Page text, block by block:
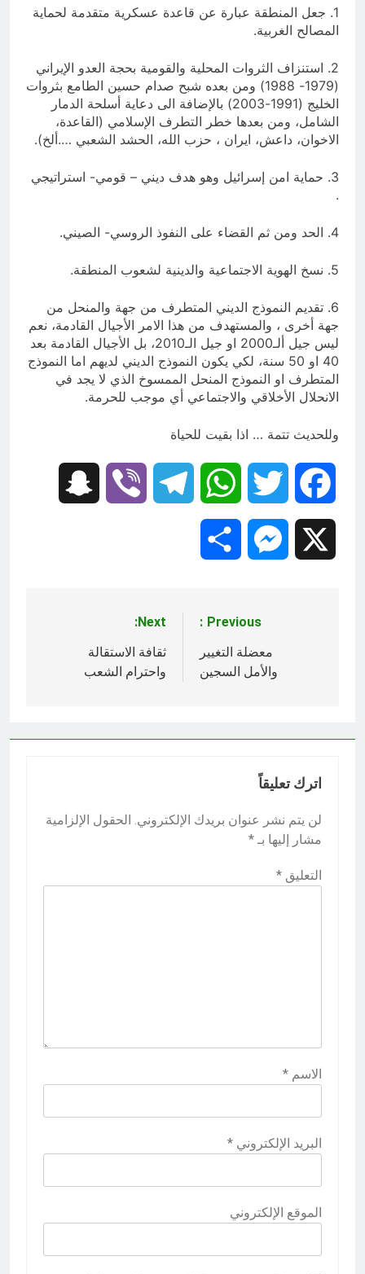
1. جعل المنطقة عبارة عن قاعدة عسكرية متقدمة لحماية
المصالح الغربية.
2. استنزاف الثروات المحلية والقومية بحجة العدو الإيراني
(1979- 1988) ومن بعده شبح صدام حسين الطامع بثروات
الخليج (1991-2003) بالإضافة الى دعاية أسلحة الدمار
الشامل، ومن بعدها خطر التطرف الإسلامي (القاعدة،
الاخوان، داعش، ايران ، حزب الله، الحشد الشعبي ….ألخ).
3. حماية امن إسرائيل وهو هدف ديني – قومي- استراتيجي
.
4. الحد ومن ثم القضاء على النفوذ الروسي- الصيني.
5. نسخ الهوية الاجتماعية والدينية لشعوب المنطقة.
6. تقديم النموذج الديني المتطرف من جهة والمنحل من
جهة أخرى ، والمستهدف من هذا الامر الأجيال القادمة، نعم
ليس جيل ألـ2000 او جيل الـ2010، بل الأجيال القادمة بعد
40 او 50 سنة، لكي يكون النموذج الديني لديهم اما النموذج
المتطرف او النموذج المنحل الممسوخ الذي لا يجد في
الانحلال الأخلاقي والاجتماعي أي موجب للحرمة.
وللحديث تتمة … اذا بقيت للحياة
Facebook
Twitter
WhatsApp
Telegram
Viber
Messenger
المقالات
Previous:
معضلة التغيير
والأمل السجين
Next:
ثقافة الاستقالة
واحترام الشعب
اترك تعليقاً
لن يتم نشر عنوان بريدك الإلكتروني. الحقول الإلزامية
مشار إليها بـ *
التعليق *
الاسم *
البريد الإلكتروني *
الموقع الإلكتروني